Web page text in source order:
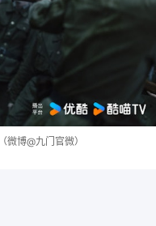
博@九门官微）